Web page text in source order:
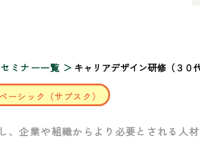
ミナー一覧 キャリアデザイン研修（３０
ベーシック（サブスク）
、企業や組織からより必要とされる人材